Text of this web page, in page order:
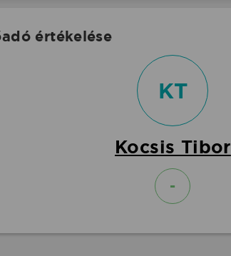
értékelése
KT
Kocsis Tibor
-